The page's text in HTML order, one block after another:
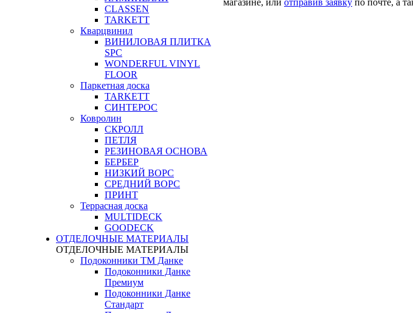
CLASSEN
TARKETT
Кварцвинил
ВИНИЛОВАЯ ПЛИТКА
SPC
WONDERFUL VINYL
FLOOR
Паркетная доска
TARKETT
СИНТЕРОС
Ковролин
СКРОЛЛ
ПЕТЛЯ
РЕЗИНОВАЯ ОСНОВА
БЕРБЕР
НИЗКИЙ ВОРС
СРЕДНИЙ ВОРС
ПРИНТ
Террасная доска
MULTIDECK
GOODECK
ОТДЕЛОЧНЫЕ МАТЕРИАЛЫ
ОТДЕЛОЧНЫЕ МАТЕРИАЛЫ
Подоконники ТМ Данке
Подоконники Данке
Премиум
Подоконники Данке
Стандарт
магазине, или отправив заявку по почте, а